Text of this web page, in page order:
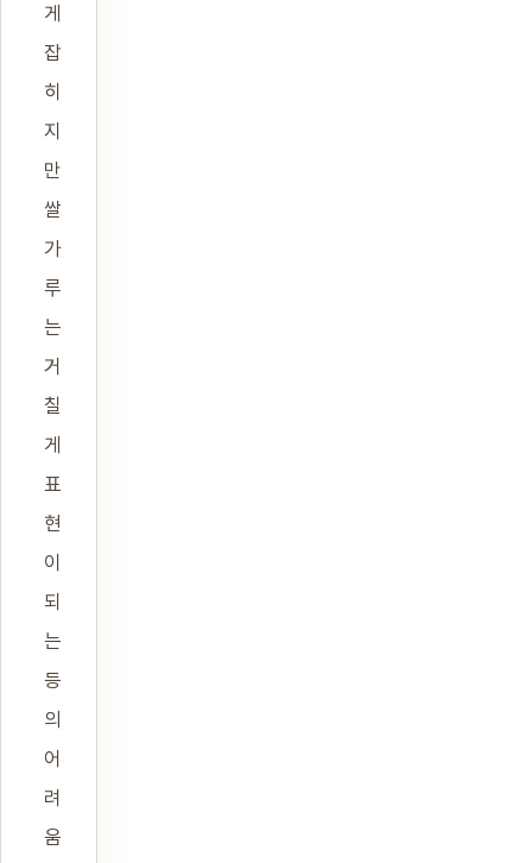
게
잡
히
지
만
쌀
가
루
는
거
칠
게
표
현
이
되
는
등
의
어
려
움